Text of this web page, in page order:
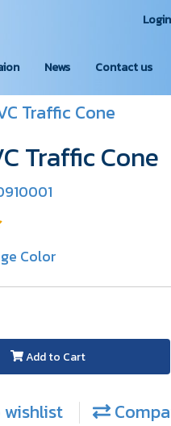
Login
News Contact us
Traffic Cone
Traffic Cone
Color
Add to Cart